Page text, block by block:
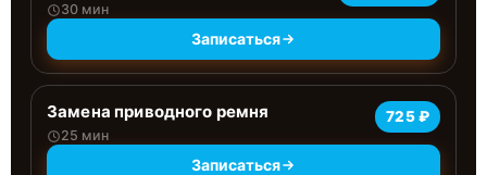
30 мин
Записаться
Замена приводного ремня
25 мин
725 ₽
Записаться